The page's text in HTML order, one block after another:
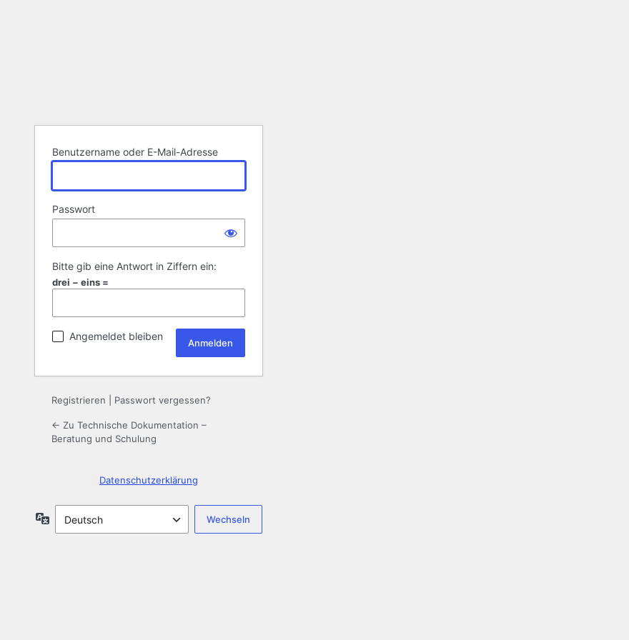
Benutzername oder E-Mail-Adresse
Passwort
Bitte gib eine Antwort in Ziffern ein:
drei − eins =
Angemeldet bleiben
Registrieren Passwort vergessen?
← Zu Technische Dokumentation –
Beratung und Schulung
Datenschutzerklärung
Sprache